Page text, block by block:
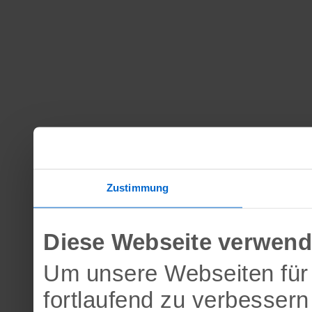
Zustimmung
Diese Webseite
Um unsere Webseiten
fortlaufend zu